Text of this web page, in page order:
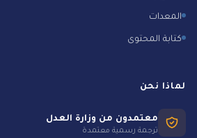
المعدات
كتابة المحتوى
لماذا نحن
معتمدون من وزارة العدل
ترجمة رسمية معتمدة